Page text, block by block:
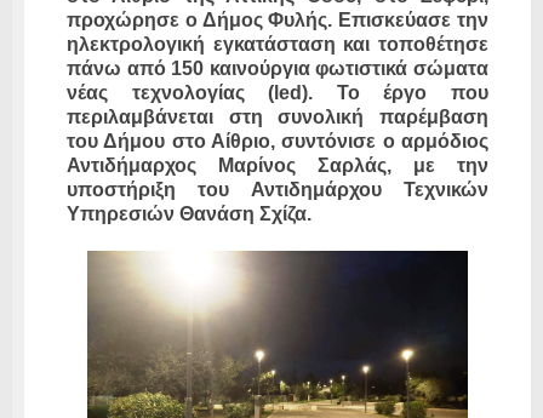
προχώρησε ο Δήμος Φυλής. Επισκεύασε την
ηλεκτρολογική εγκατάσταση και τοποθέτησε
πάνω από 150 καινούργια φωτιστικά σώματα
νέας τεχνολογίας (led). Το έργο που
περιλαμβάνεται στη συνολική παρέμβαση
του Δήμου στο Αίθριο, συντόνισε ο αρμόδιος
Αντιδήμαρχος Μαρίνος Σαρλάς, με την
υποστήριξη του Αντιδημάρχου Τεχνικών
Υπηρεσιών Θανάση Σχίζα.